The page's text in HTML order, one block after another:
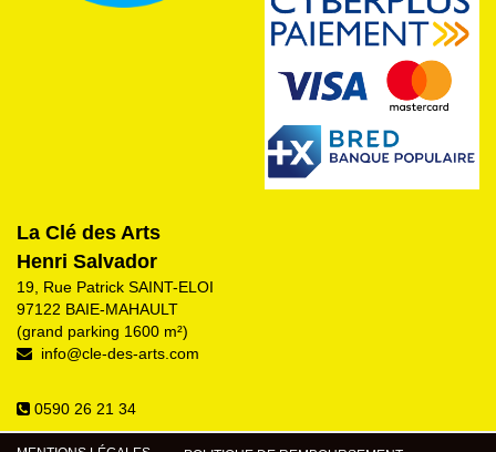
La Clé des Arts
Henri Salvador
19, Rue Patrick SAINT-ELOI
97122 BAIE-MAHAULT
(grand parking 1600 m²)
info@cle-des-arts.com
0590 26 21 34